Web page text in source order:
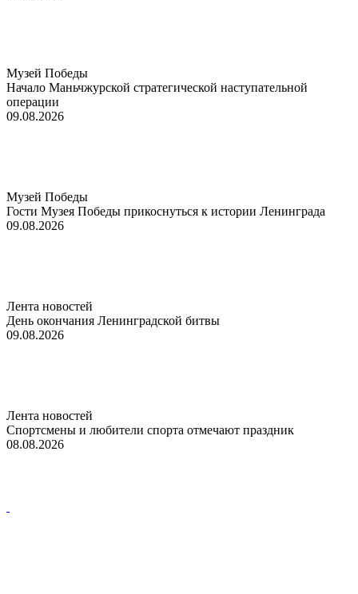
Музей Победы
Начало Маньчжурской стратегической наступательной
операции
09.08.2026
Музей Победы
Гости Музея Победы прикоснуться к истории Ленинграда
09.08.2026
Лента новостей
День окончания Ленинградской битвы
09.08.2026
Лента новостей
Спортсмены и любители спорта отмечают праздник
08.08.2026